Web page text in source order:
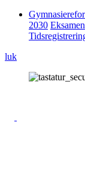
2030 Eksamen
luk